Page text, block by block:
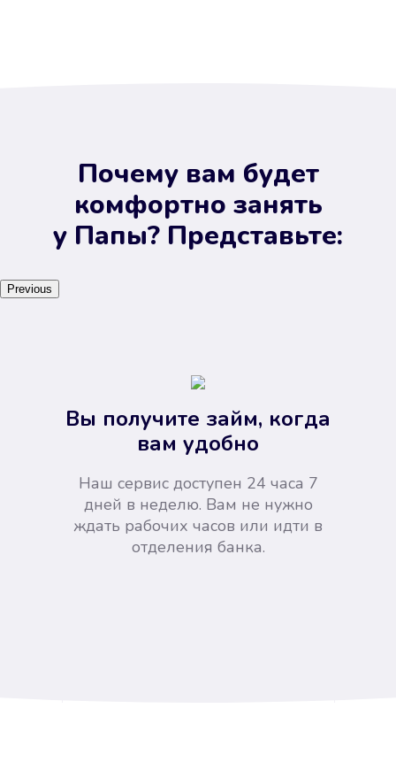
Почему вам будет
комфортно занять
у Папы? Представьте:
Previous
Вы получите займ, когда
вам удобно
Наш сервис доступен 24 часа 7
дней в неделю. Вам не нужно
ждать рабочих часов или идти в
отделения банка.